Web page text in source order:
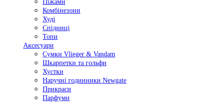
Піжами
Комбінезони
Худі
Спідниці
Топи
Аксесуари
Сумки Vlieger & Vandam
Шкарпетки та гольфи
Хустки
Наручні годинники Newgate
Прикраси
Парфуми